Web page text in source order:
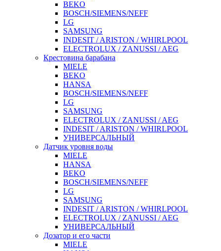
BEKO
BOSCH/SIEMENS/NEFF
LG
SAMSUNG
INDESIT / ARISTON / WHIRLPOOL
ELECTROLUX / ZANUSSI / AEG
Крестовина барабана
MIELE
BEKO
HANSA
BOSCH/SIEMENS/NEFF
LG
SAMSUNG
ELECTROLUX / ZANUSSI / AEG
INDESIT / ARISTON / WHIRLPOOL
УНИВЕРСАЛЬНЫЙ
Датчик уровня воды
MIELE
HANSA
BEKO
BOSCH/SIEMENS/NEFF
LG
SAMSUNG
INDESIT / ARISTON / WHIRLPOOL
ELECTROLUX / ZANUSSI / AEG
УНИВЕРСАЛЬНЫЙ
Дозатор и его части
MIELE